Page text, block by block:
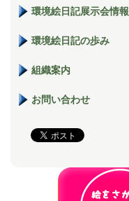
環境絵日記展示会情報
環境絵日記の歩み
組織案内
お問い合わせ